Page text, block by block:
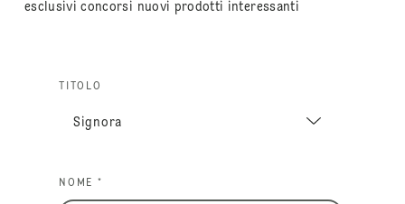
esclusivi concorsi nuovi prodotti interessanti
TITOLO
NOME *